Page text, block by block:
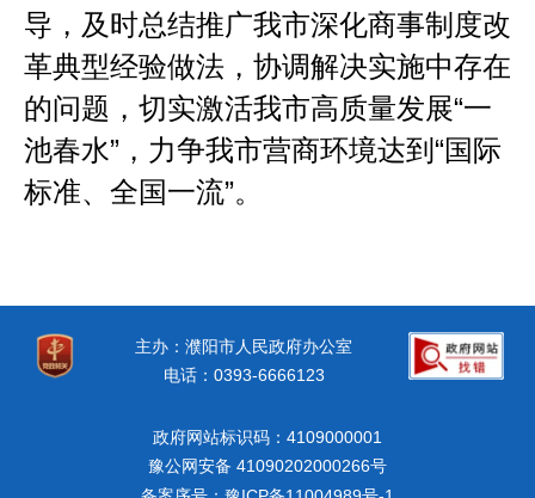
导，及时总结推广我市深化商事制度改
革典型经验做法，协调解决实施中存在
的问题，切实激活我市高质量发展“一
池春水” ，力争我市营商环境达到 “国际
标准、全国一流”。
主办：濮阳市人民政府办公室
电话：0393-6666123
政府网站标识码：4109000001
豫公网安备 41090202000266号